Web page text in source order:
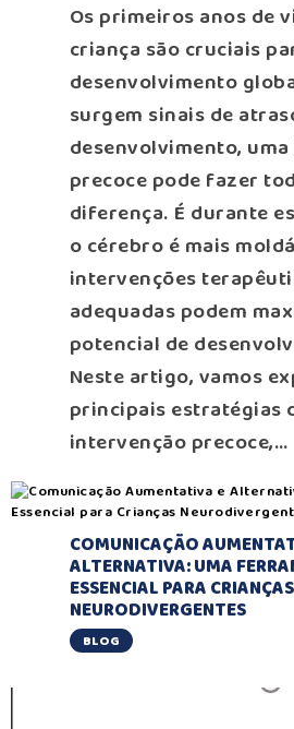
Os primeiros anos de
criança são cruciais
desenvolvimento
surgem sinais de
desenvolvimento,
precoce pode fazer
diferença. É durante
o cérebro é mais
intervenções
adequadas podem
potencial de
Neste artigo, vamos
principais estratégias
intervenção precoce,…
COMUNICAÇÃO
ALTERNATIVA: UMA
ESSENCIAL PARA CRIANÇAS
NEURODIVERGENTES
BLOG